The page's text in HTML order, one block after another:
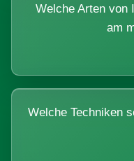
Welche Arten von
am
Welche Techniken